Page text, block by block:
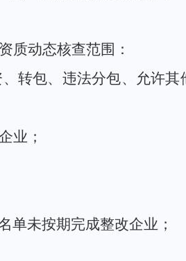
资质动态核查范围：
转包、违法分包、允许
业 ；
单未按期完成整改企业 ；